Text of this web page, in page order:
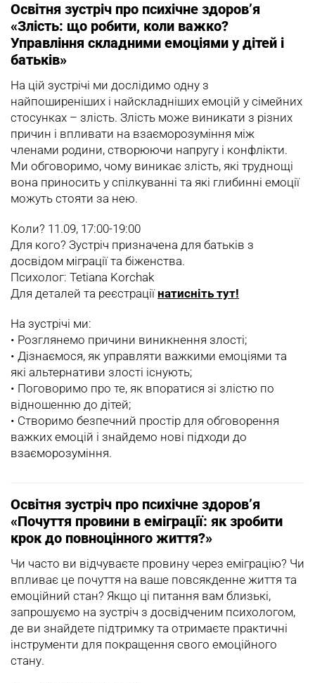
Освітня зустріч про психічне здоров’я
«Злість: що робити, коли важко?
Управління складними емоціями у дітей і
батьків»
На цій зустрічі ми дослідимо одну з
найпоширеніших і найскладніших емоцій у сімейних
стосунках – злість. Злість може виникати з різних
причин і впливати на взаєморозуміння між
членами родини, створюючи напругу і конфлікти.
Ми обговоримо, чому виникає злість, які труднощі
вона приносить у спілкуванні та які глибинні емоції
можуть стояти за нею.
Коли? 11.09, 17:00-19:00
Для кого? Зустріч призначена для батьків з
досвідом міграції та біженства.
Психолог: Tetiana Korchak
Для деталей та реєстрації натисніть тут!
На зустрічі ми:
•‎ Розглянемо причини виникнення злості;
•‎ Дізнаємося, як управляти важкими емоціями та
які альтернативи злості існують;
•‎ Поговоримо про те, як впоратися зі злістю по
відношенню до дітей;
•‎ Створимо безпечний простір для обговорення
важких емоцій і знайдемо нові підходи до
взаєморозуміння.
Освітня зустріч про психічне здоров’я
«Почуття провини в еміграції: як зробити
крок до повноцінного життя?»
Чи часто ви відчуваєте провину через еміграцію? Чи
впливає це почуття на ваше повсякденне життя та
емоційний стан? Якщо ці питання вам близькі,
запрошуємо на зустріч з досвідченим психологом,
де ви знайдете підтримку та отримаєте практичні
інструменти для покращення свого емоційного
стану.